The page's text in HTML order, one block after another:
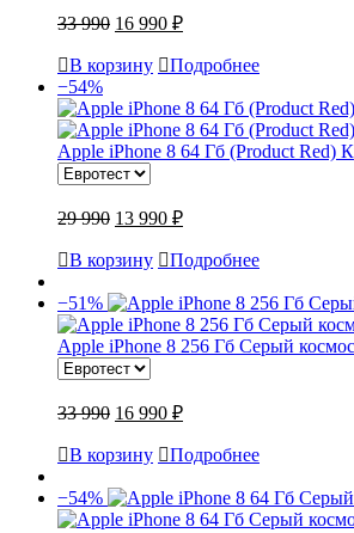
33 990 16 990 ₽
В корзину
Подробнее
−54%
Apple iPhone 8 64 Гб (Product Red)
29 990 13 990 ₽
В корзину Подробнее
−51%
Apple iPhone 8 256 Гб Серый
33 990 16 990 ₽
В корзину Подробнее
−54%